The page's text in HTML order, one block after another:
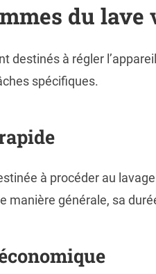
du lave
destinés à régler
spécifiques.
à procéder au
manière générale, sa